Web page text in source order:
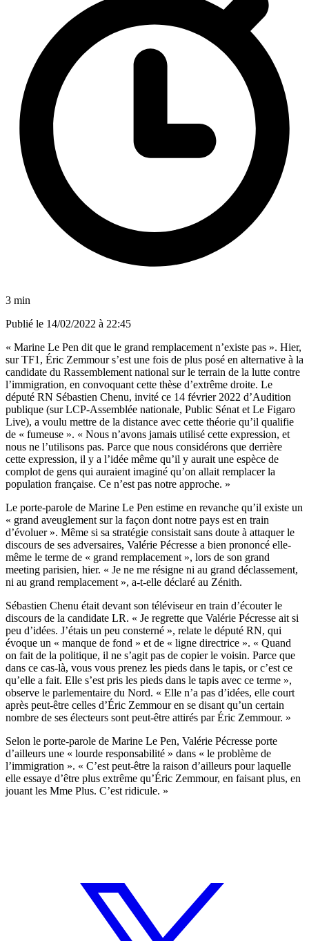
3 min
Publié le 14/02/2022 à 22:45
« Marine Le Pen dit que le grand remplacement n’existe pas ». Hier,
sur TF1, Éric Zemmour s’est une fois de plus posé en alternative à la
candidate du Rassemblement national sur le terrain de la lutte contre
l’immigration, en convoquant cette thèse d’extrême droite. Le
député RN Sébastien Chenu, invité ce 14 février 2022 d’Audition
publique (sur LCP-Assemblée nationale, Public Sénat et Le Figaro
Live), a voulu mettre de la distance avec cette théorie qu’il qualifie
de « fumeuse ». « Nous n’avons jamais utilisé cette expression, et
nous ne l’utilisons pas. Parce que nous considérons que derrière
cette expression, il y a l’idée même qu’il y aurait une espèce de
complot de gens qui auraient imaginé qu’on allait remplacer la
population française. Ce n’est pas notre approche. »
Le porte-parole de Marine Le Pen estime en revanche qu’il existe un
« grand aveuglement sur la façon dont notre pays est en train
d’évoluer ». Même si sa stratégie consistait sans doute à attaquer le
discours de ses adversaires, Valérie Pécresse a bien prononcé elle-
même le terme de « grand remplacement », lors de son grand
meeting parisien, hier. « Je ne me résigne ni au grand déclassement,
ni au grand remplacement », a-t-elle déclaré au Zénith.
Sébastien Chenu était devant son téléviseur en train d’écouter le
discours de la candidate LR. « Je regrette que Valérie Pécresse ait si
peu d’idées. J’étais un peu consterné », relate le député RN, qui
évoque un « manque de fond » et de « ligne directrice ». « Quand
on fait de la politique, il ne s’agit pas de copier le voisin. Parce que
dans ce cas-là, vous vous prenez les pieds dans le tapis, or c’est ce
qu’elle a fait. Elle s’est pris les pieds dans le tapis avec ce terme »,
observe le parlementaire du Nord. « Elle n’a pas d’idées, elle court
après peut-être celles d’Éric Zemmour en se disant qu’un certain
nombre de ses électeurs sont peut-être attirés par Éric Zemmour. »
Selon le porte-parole de Marine Le Pen, Valérie Pécresse porte
d’ailleurs une « lourde responsabilité » dans « le problème de
l’immigration ». « C’est peut-être la raison d’ailleurs pour laquelle
elle essaye d’être plus extrême qu’Éric Zemmour, en faisant plus, en
jouant les Mme Plus. C’est ridicule. »